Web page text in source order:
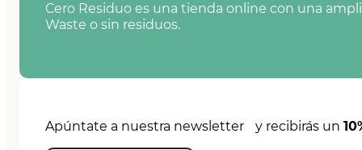
Cero Residuo es una tienda online con una
Waste o sin residuos.
Apúntate a nuestra newsletter y recibirás un